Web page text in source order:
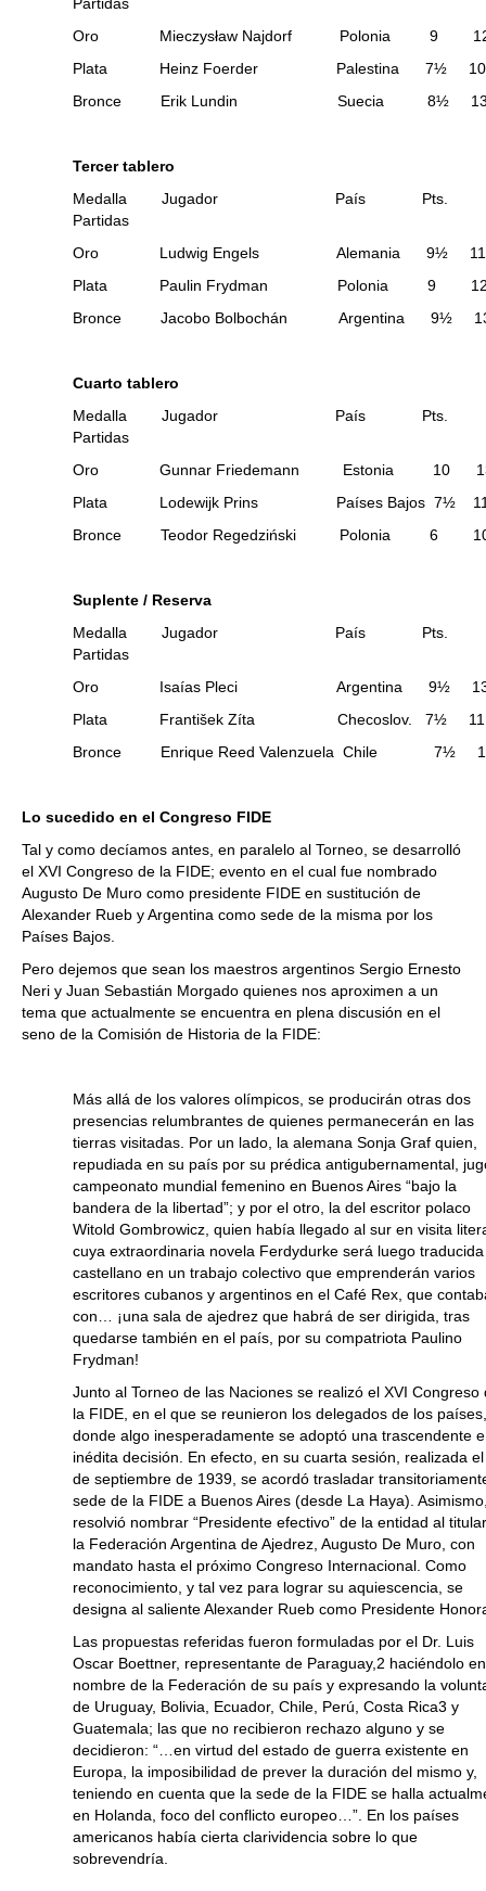
Oro Mieczysław Najdorf Polonia 9
Plata Heinz Foerder Palestina 7½ 10
Bronce Erik Lundin Suecia 8½
Tercer tablero
Medalla Jugador País Pts.
Partidas
Oro Ludwig Engels Alemania 9½ 11
Plata Paulin Frydman Polonia 9
Bronce Jacobo Bolbochán Argentina 9½
Cuarto tablero
Medalla Jugador País Pts.
Partidas
Oro Gunnar Friedemann Estonia 10
Plata Lodewijk Prins Países Bajos 7½
Bronce Teodor Regedziński Polonia 6
Suplente / Reserva
Medalla Jugador País Pts.
Partidas
Oro Isaías Pleci Argentina 9½
Plata František Zíta Checoslov. 7½ 11
Bronce Enrique Reed Valenzuela Chile 7½
Lo sucedido en el Congreso FIDE
Tal y como decíamos antes, en paralelo al Torneo, se desarrolló
el XVI Congreso de la FIDE; evento en el cual fue nombrado
Augusto De Muro como presidente FIDE en sustitución de
Alexander Rueb y Argentina como sede de la misma por los
Países Bajos.
Pero dejemos que sean los maestros argentinos Sergio Ernesto
Neri y Juan Sebastián Morgado quienes nos aproximen a un
tema que actualmente se encuentra en plena discusión en el
seno de la Comisión de Historia de la FIDE:
Más allá de los valores olímpicos, se producirán otras dos
presencias relumbrantes de quienes permanecerán en las
tierras visitadas. Por un lado, la alemana Sonja Graf quien,
repudiada en su país por su prédica antigubernamental,
campeonato mundial femenino en Buenos Aires “bajo la
bandera de la libertad”; y por el otro, la del escritor polaco
Witold Gombrowicz, quien había llegado al sur en visita
cuya extraordinaria novela Ferdydurke será luego
castellano en un trabajo colectivo que emprenderán varios
escritores cubanos y argentinos en el Café Rex, que
con… ¡una sala de ajedrez que habrá de ser dirigida, tras
quedarse también en el país, por su compatriota Paulino
Frydman!
Junto al Torneo de las Naciones se realizó el XVI Congreso
la FIDE, en el que se reunieron los delegados de los
donde algo inesperadamente se adoptó una trascendente e
inédita decisión. En efecto, en su cuarta sesión, realizada
de septiembre de 1939, se acordó trasladar
sede de la FIDE a Buenos Aires (desde La Haya).
resolvió nombrar “Presidente efectivo” de la entidad al
la Federación Argentina de Ajedrez, Augusto De Muro, con
mandato hasta el próximo Congreso Internacional. Como
reconocimiento, y tal vez para lograr su aquiescencia, se
designa al saliente Alexander Rueb como Presidente
Las propuestas referidas fueron formuladas por el Dr. Luis
Oscar Boettner, representante de Paraguay,2 haciéndolo en
nombre de la Federación de su país y expresando la
de Uruguay, Bolivia, Ecuador, Chile, Perú, Costa Rica3 y
Guatemala; las que no recibieron rechazo alguno y se
decidieron: “…en virtud del estado de guerra existente en
Europa, la imposibilidad de prever la duración del mismo y,
teniendo en cuenta que la sede de la FIDE se halla
en Holanda, foco del conflicto europeo…”. En los países
americanos había cierta clarividencia sobre lo que
sobrevendría.